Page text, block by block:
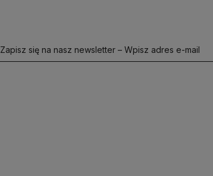
Zapisz się na nasz newsletter – Wpisz adres e-mail